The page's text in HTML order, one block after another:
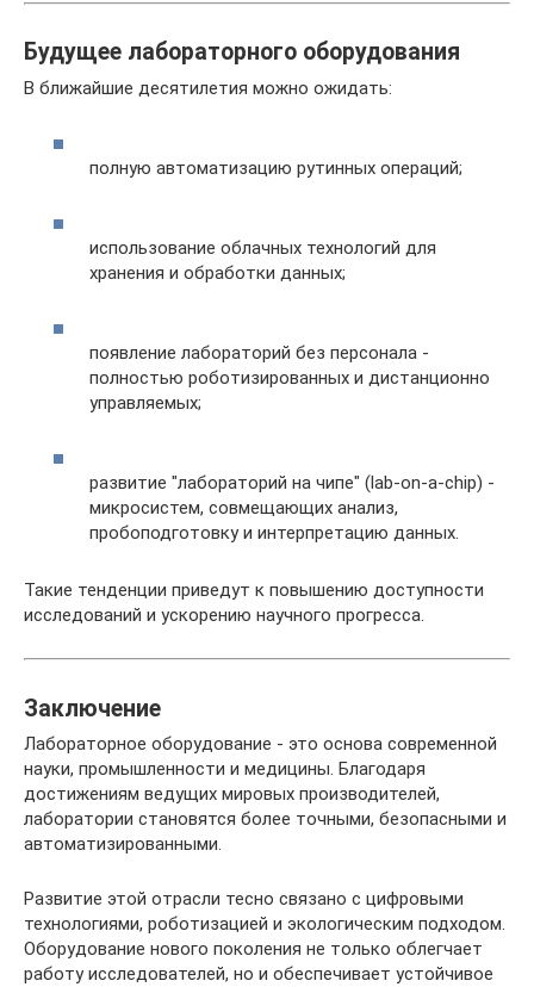
Будущее лабораторного оборудования
В ближайшие десятилетия можно ожидать:
полную автоматизацию рутинных операций;
использование облачных технологий для
хранения и обработки данных;
появление лабораторий без персонала -
полностью роботизированных и дистанционно
управляемых;
развитие "лабораторий на чипе" (lab-on-a-chip) -
микросистем, совмещающих анализ,
пробоподготовку и интерпретацию данных.
Такие тенденции приведут к повышению доступности
исследований и ускорению научного прогресса.
Заключение
Лабораторное оборудование - это основа современной
науки, промышленности и медицины. Благодаря
достижениям ведущих мировых производителей,
лаборатории становятся более точными, безопасными и
автоматизированными.
Развитие этой отрасли тесно связано с цифровыми
технологиями, роботизацией и экологическим подходом.
Оборудование нового поколения не только облегчает
работу исследователей, но и обеспечивает устойчивое